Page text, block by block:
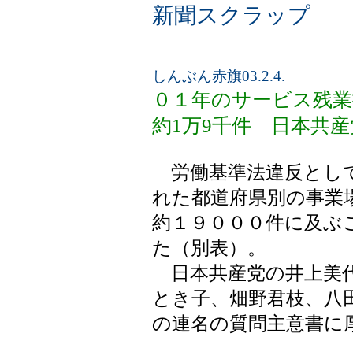
新聞スクラップ
しんぶん赤旗03.2.4.
０１年のサービス残
約1万9千件 日本共
労働基準法違反とし
れた都道府県別の事業
約１９０００件に及ぶ
た（別表）。
日本共産党の井上美
とき子、畑野君枝、八
の連名の質問主意書に